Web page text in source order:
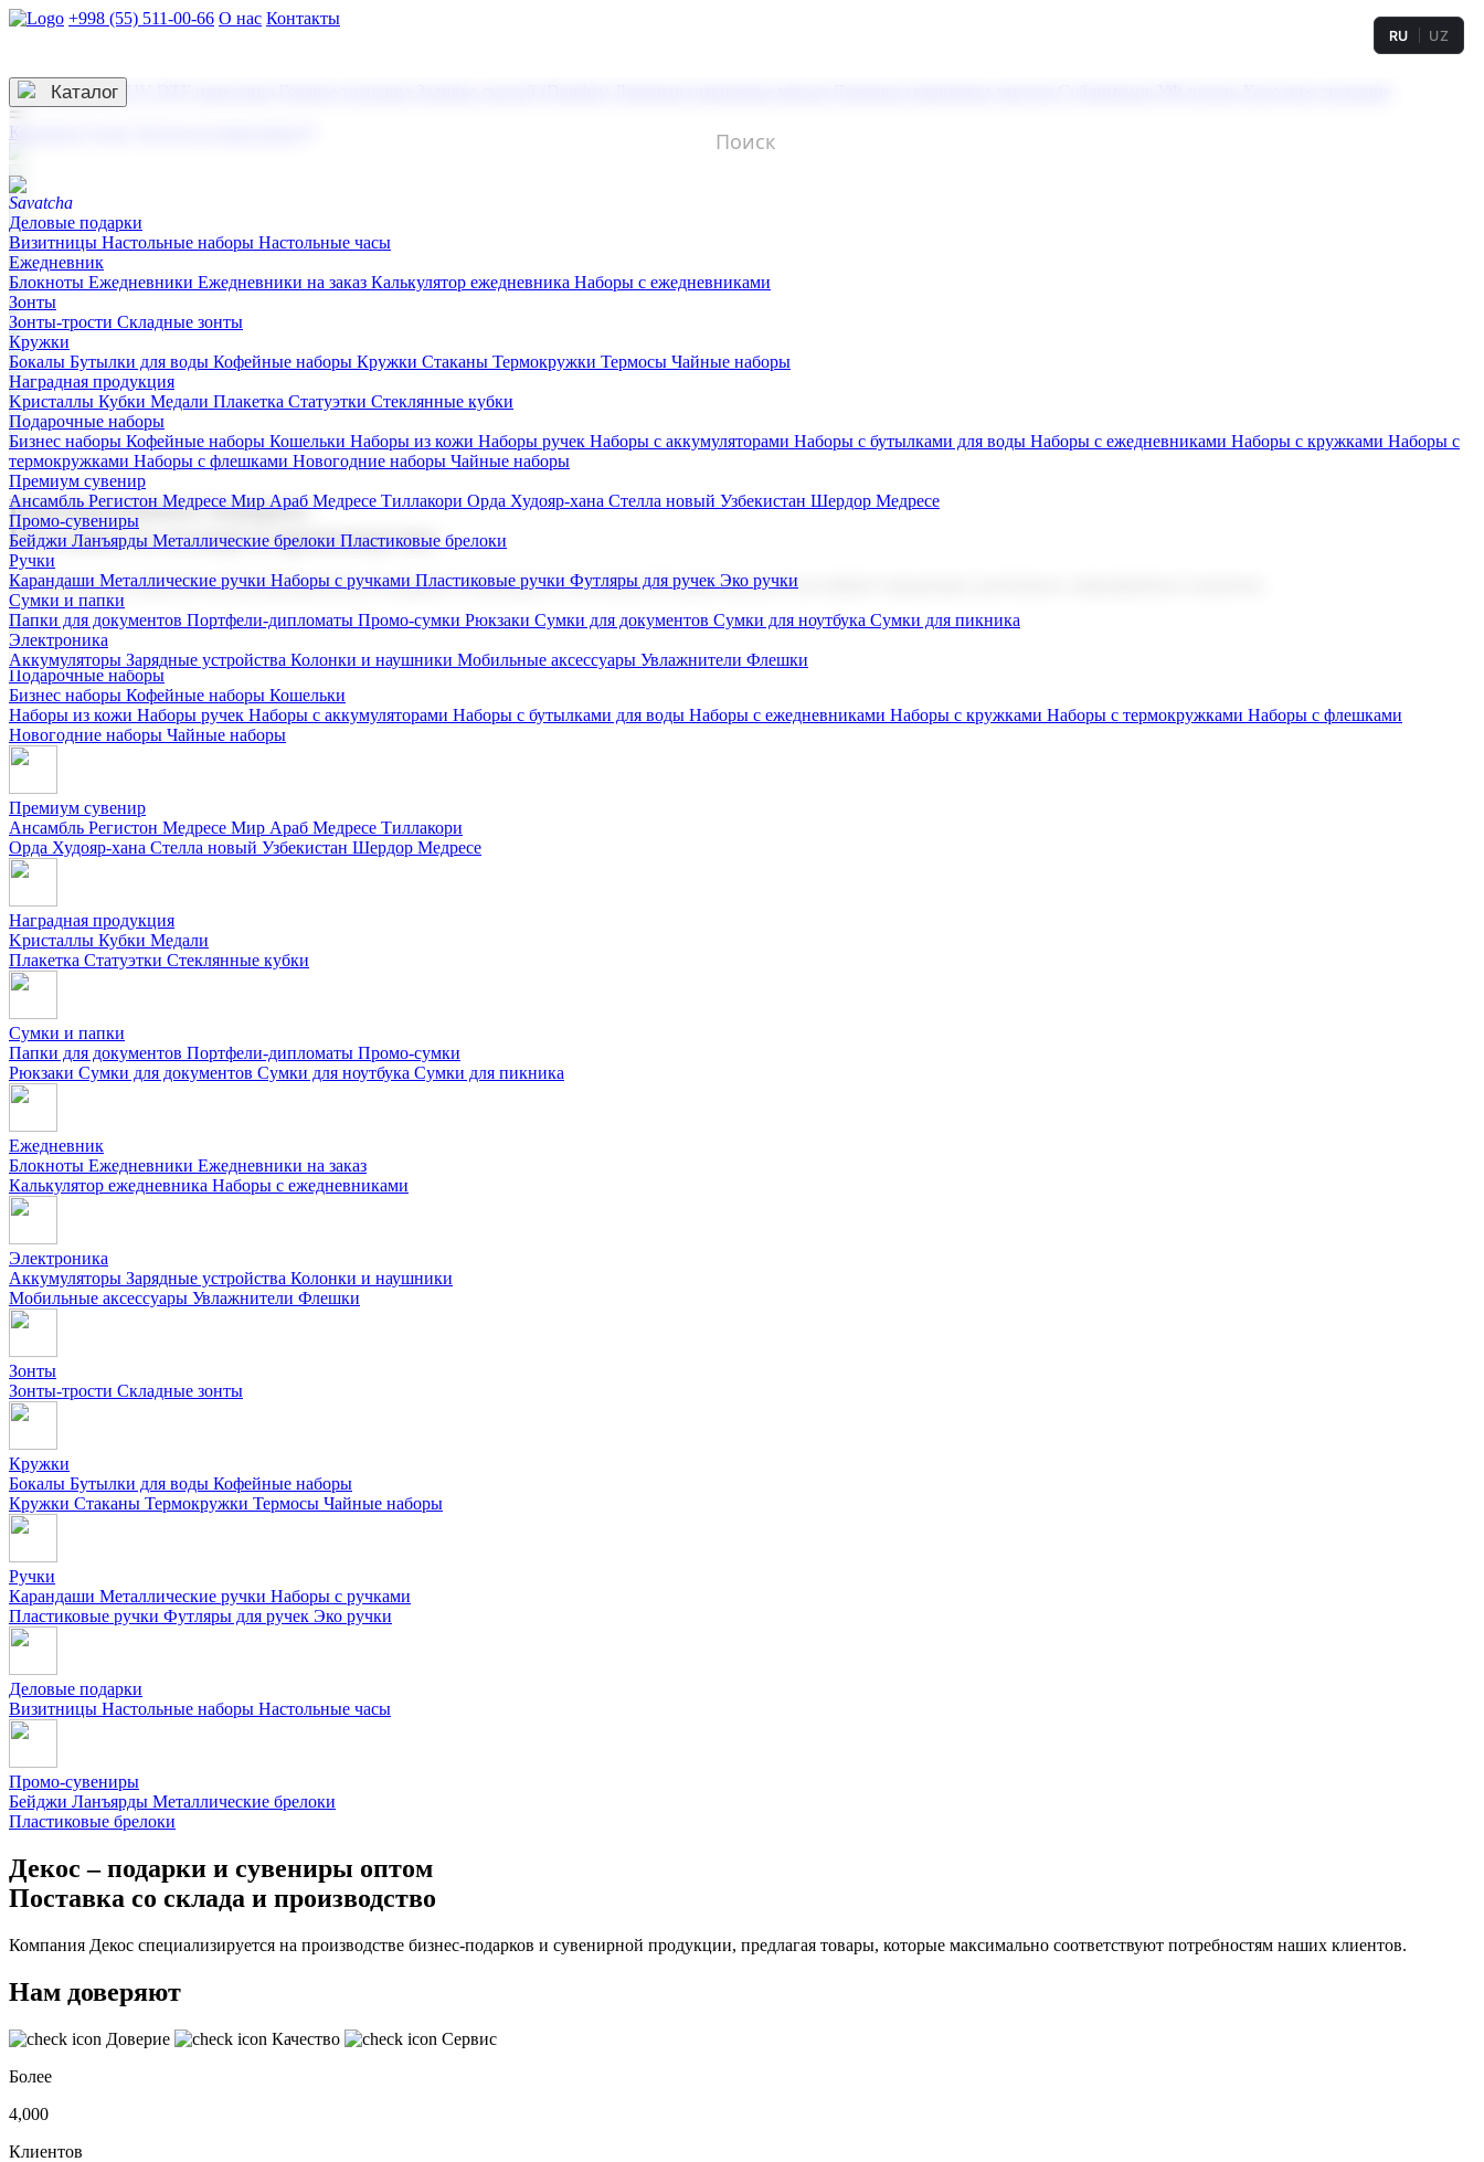
+998 (55) 511-00-66 О нас Контакты
3D гравировка
RU UZ
☰
Контакты
Каталог
Деловые подарки
Визитницы Настольные наборы Настольные часы
Ежедневник
Блокноты Ежедневники Ежедневники на заказ Калькулятор ежедневника Наборы с ежедневниками
Зонты
Зонты-трости Складные зонты
Кружки
Бокалы Бутылки для воды Кофейные наборы Кружки Стаканы Термокружки Термосы Чайные наборы
Наградная продукция
Kристаллы Кубки Медали Плакетка Статуэтки Стеклянные кубки
Подарочные наборы
Бизнес наборы Кофейные наборы Кошельки Наборы из кожи Наборы ручек Наборы с аккумуляторами Наборы с бутылками для воды Наборы с ежедневниками Наборы с кружками Наборы с
термокружками Наборы с флешками Новогодние наборы Чайные наборы
Премиум сувенир
Ансамбль Регистон Медресе Мир Араб Медресе Тиллакори Орда Худояр-хана Стелла новый Узбекистан Шердор Медресе
Промо-сувениры
Бейджи Ланъярды Металлические брелоки Пластиковые брелоки
Ручки
Карандаши Металлические ручки Наборы с ручками Пластиковые ручки Футляры для ручек Эко ручки
Сумки и папки
Папки для документов Портфели-дипломаты Промо-сумки Рюкзаки Сумки для документов Сумки для ноутбука Сумки для пикника
Электроника
Аккумуляторы Зарядные устройства Колонки и наушники Мобильные аксессуары Увлажнители Флешки
Корпоративные подарки
Поставка со склада и производство
Мы предлагаем широкий выбор корпоративных подарков и сувениров с логотипом. В нашем каталоге вы найдете продукцию для бизнеса, мероприятия и клиентов.
Подарочные наборы
Бизнес наборы Кофейные наборы Кошельки
Наборы из кожи Наборы ручек Наборы с аккумуляторами Наборы с бутылками для воды Наборы с ежедневниками Наборы с кружками Наборы с термокружками Наборы с флешками
Новогодние наборы Чайные наборы
Премиум сувенир
Ансамбль Регистон Медресе Мир Араб Медресе Тиллакори
Орда Худояр-хана Стелла новый Узбекистан Шердор Медресе
Наградная продукция
Kристаллы Кубки Медали
Плакетка Статуэтки Стеклянные кубки
Сумки и папки
Папки для документов Портфели-дипломаты Промо-сумки
Рюкзаки Сумки для документов Сумки для ноутбука Сумки для пикника
Ежедневник
Блокноты Ежедневники Ежедневники на заказ
Калькулятор ежедневника Наборы с ежедневниками
Электроника
Аккумуляторы Зарядные устройства Колонки и наушники
Мобильные аксессуары Увлажнители Флешки
Зонты
Зонты-трости Складные зонты
Кружки
Бокалы Бутылки для воды Кофейные наборы
Кружки Стаканы Термокружки Термосы Чайные наборы
Ручки
Карандаши Металлические ручки Наборы с ручками
Пластиковые ручки Футляры для ручек Эко ручки
Деловые подарки
Визитницы Настольные наборы Настольные часы
Промо-сувениры
Бейджи Ланъярды Металлические брелоки
Пластиковые брелоки
Декос – подарки и сувениры оптом
Поставка со склада и производство
Компания Декос специализируется на производстве бизнес-подарков и сувенирной продукции, предлагая товары, которые максимально соответствуют потребностям наших клиентов.
Нам доверяют
Доверие Качество
Сервис
Более
4,000
Клиентов